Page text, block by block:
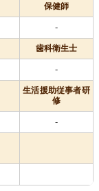
保健師
-
歯科衛生士
-
生活援助従事者研
修
-